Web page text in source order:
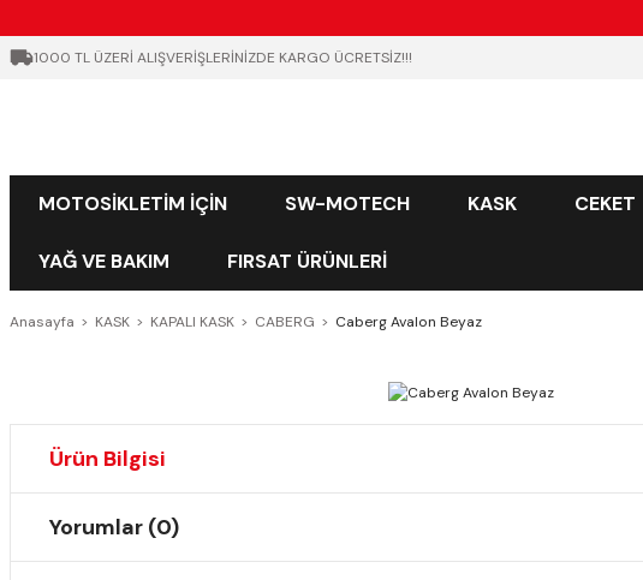
1000 TL ÜZERİ ALIŞVERİŞLERİNİZDE KARGO ÜCRETSİZ!!!
MOTOSİKLETİM İÇİN SW-MOTECH KASK CEKET
YAĞ VE BAKIM FIRSAT ÜRÜNLERİ
Anasayfa KASK KAPALI KASK CABERG Caberg Avalon Beyaz
Ürün Bilgisi
Yorumlar (0)